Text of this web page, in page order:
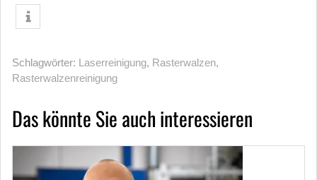
Schlagwörter: Laserreinigung, Rasterwalzen,
Rasterwalzenreinigung
Das könnte Sie auch interessieren